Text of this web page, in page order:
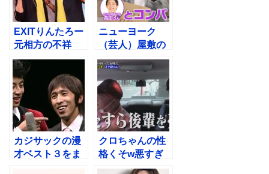
EXITりんたろー
元相方の不祥
事…無免許運転
の真実！後輩か
ら暴露
ニューヨーク
（芸人）屋敷の
コンパ術！ガチ
すぎるテクニッ
クの数々w
カジサックの漫
才ベスト３をま
クロちゃんの性
格くそw悪すぎ
るエピソード！